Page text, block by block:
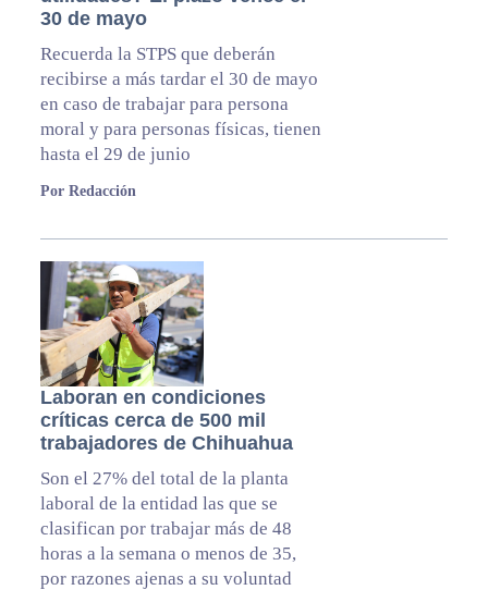
30 de mayo
Recuerda la STPS que deberán
recibirse a más tardar el 30 de mayo
en caso de trabajar para persona
moral y para personas físicas, tienen
hasta el 29 de junio
Por Redacción
Laboran en condiciones
críticas cerca de 500 mil
trabajadores de Chihuahua
Son el 27% del total de la planta
laboral de la entidad las que se
clasifican por trabajar más de 48
horas a la semana o menos de 35,
por razones ajenas a su voluntad